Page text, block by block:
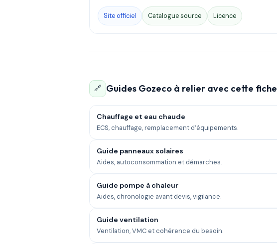
Site officiel Catalogue source Licence
🔗 Guides Gozeco à relier avec cette fiche
Chauffage et eau chaude
ECS, chauffage, remplacement d’équipements.
Guide panneaux solaires
Aides, autoconsommation et démarches.
Guide pompe à chaleur
Aides, chronologie avant devis, vigilance.
Guide ventilation
Ventilation, VMC et cohérence du besoin.